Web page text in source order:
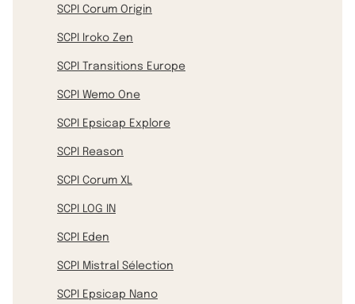
SCPI Corum Origin
SCPI Iroko Zen
SCPI Transitions Europe
SCPI Wemo One
SCPI Epsicap Explore
SCPI Reason
SCPI Corum XL
SCPI LOG IN
SCPI Eden
SCPI Mistral Sélection
SCPI Epsicap Nano